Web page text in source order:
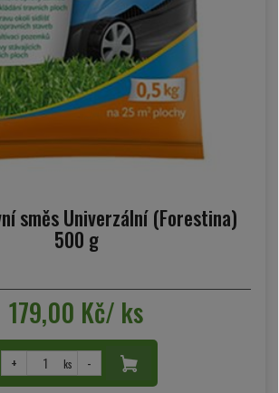
směs Univerzální (Forestina)
500 g
179,00 Kč/ ks
+ ks -